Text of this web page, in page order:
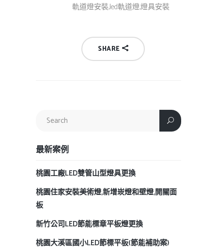
軌道燈安裝,led軌道燈,燈具安裝
SHARE
最新案例
桃園工廠LED雙管山型燈具更換
桃園住家安裝美術燈,新增崁燈和壁燈,開關面
板
新竹公司LED節能標章平板燈更換
桃園大溪區國小LED節標平板(節能補助案)